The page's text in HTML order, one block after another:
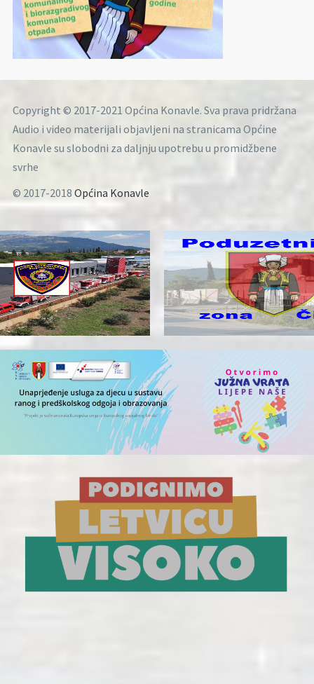
Copyright © 2017-2021 Općina Konavle. Sva prava pridržana
Audio i video materijali objavljeni na stranicama Općine
Konavle su slobodni za daljnju upotrebu u promidžbene
svrhe
© 2017-2018 Općina Konavle